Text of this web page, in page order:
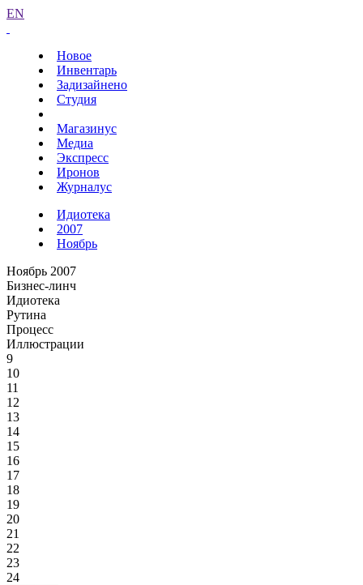
EN
Новое
Инвентарь
Задизайнено
Студия
Магазинус
Медиа
Экспресс
Иронов
Журналус
Идиотека
2007
Ноябрь
Ноябрь 2007
Бизнес-линч
Идиотека
Рутина
Процесс
Иллюстрации
9
10
11
12
13
14
15
16
17
18
19
20
21
22
23
24